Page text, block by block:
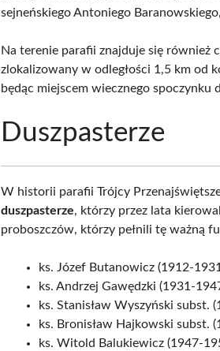
sejneńskiego Antoniego
Na terenie parafii znajduje się również
zlokalizowany w odległości 1,5 km od
będąc miejscem wiecznego spoczynku
Duszpasterze
W historii parafii Trójcy
duszpasterze, którzy przez lata
proboszczów, którzy pełnili tę ważną
ks. Józef Butanowicz (1912-
ks. Andrzej Gawędzki (1931-
ks. Stanisław Wyszyński subst.
ks. Bronisław Hajkowski subst.
ks. Witold Balukiewicz (1947-